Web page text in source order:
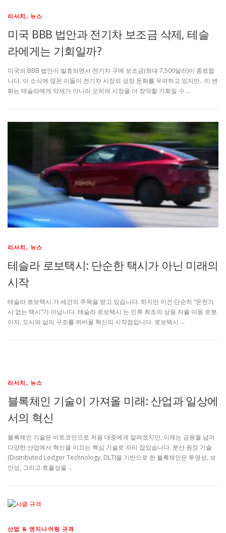
리서치, 뉴스
미국 BBB 법안과 전기차 보조금 삭제, 테슬
라에게는 기회일까?
미국의 BBB 법안이 발효되면서 전기차 구매 보조금(최대 7,500달러)이 종료됩
니다. 이 소식에 많은 이들이 전기차 시장의 성장 둔화를 우려하고 있지만.. 이 변
화는 테슬라에게 악재가 아니라 오히려 시장을 더 장악할 기회일 수 …
리서치, 뉴스
테슬라 로보택시: 단순한 택시가 아닌 미래의
시작
테슬라 로보택시 가 세간의 주목을 받고 있습니다. 하지만 이건 단순히 “운전기
사 없는 택시”가 아닙니다. 테슬라 로보택시 는 인류 최초의 상용 자율 이동 로봇
이자, 도시와 삶의 구조를 뒤바꿀 혁신의 시작점입니다. 로보택시 …
리서치, 뉴스
블록체인 기술이 가져올 미래: 산업과 일상에
서의 혁신
블록체인 기술은 비트코인으로 처음 대중에게 알려졌지만, 이제는 금융을 넘어
다양한 산업에서 혁신을 이끄는 핵심 기술로 자리 잡았습니다. 분산 원장 기술
(Distributed Ledger Technology, DLT)을 기반으로 한 블록체인은 투명성, 보
안성, 그리고 효율성을 …
산업 & 엔지니어링 규격